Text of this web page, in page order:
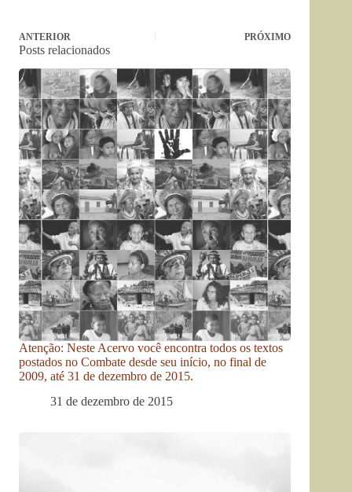
ANTERIOR PRÓXIMO
Posts relacionados
Atenção: Neste Acervo você encontra todos os textos
postados no Combate desde seu início, no final de
2009, até 31 de dezembro de 2015.
31 de dezembro de 2015